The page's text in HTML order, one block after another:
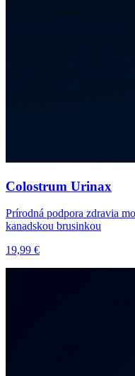
Colostrum Urinax
Prírodná podpora zdravia
kanadskou brusinkou
19,99 €